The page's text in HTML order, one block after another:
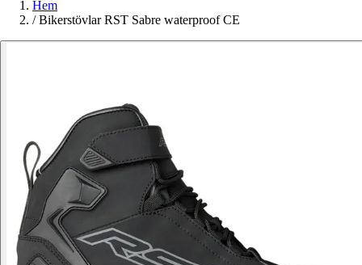
Hem
/ Bikerstövlar RST Sabre waterproof CE